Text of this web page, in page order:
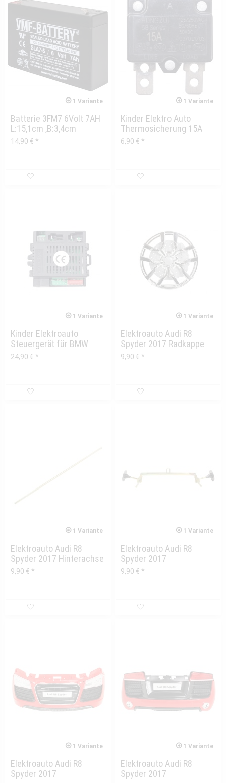
1 Variante
Batterie 3FM7 6Volt 7AH
L:15,1cm ,B:3,4cm
,H:10,0cm
14,90 € *
1 Variante
Kinder Elektro Auto
Thermosicherung 15A
universal
6,90 € *
1 Variante
Kinder Elektroauto
Steuergerät für BMW
X6M / Audi R8 4S / Audi...
24,90 € *
1 Variante
Elektroauto Audi R8
Spyder 2017 Radkappe
9,90 € *
1 Variante
Elektroauto Audi R8
Spyder 2017 Hinterachse
9,90 € *
1 Variante
Elektroauto Audi R8
Spyder 2017
Vorderachse
9,90 € *
1 Variante
Elektroauto Audi R8
Spyder 2017
1 Variante
Elektroauto Audi R8
Spyder 2017